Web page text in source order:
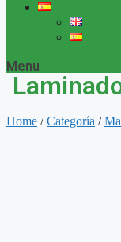
Menu
Home /Categoría /